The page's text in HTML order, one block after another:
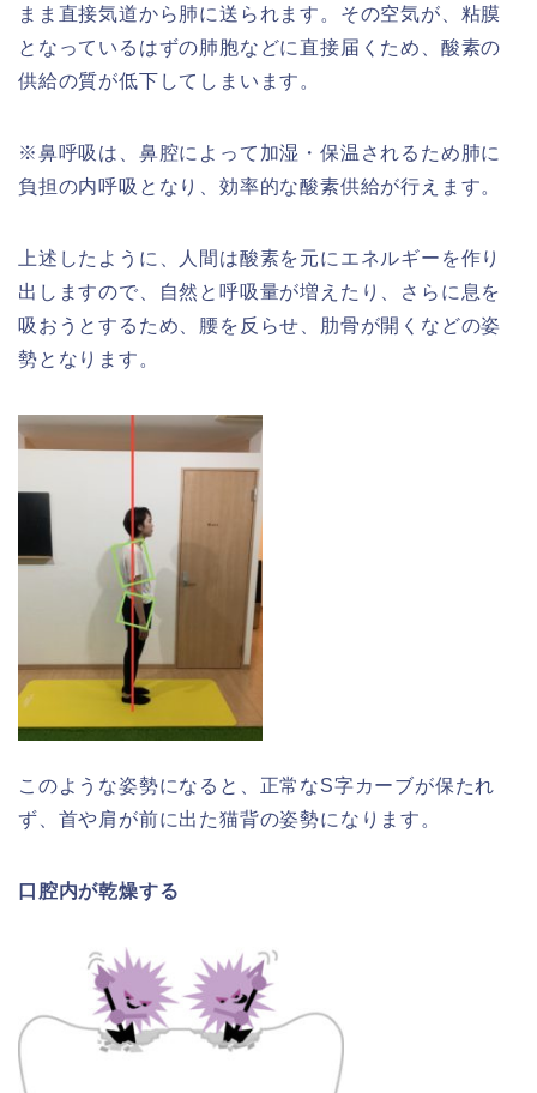
まま直接気道から肺に送られます。その空気が、粘膜
となっているはずの肺胞などに直接届くため、酸素の
供給の質が低下してしまいます。
※鼻呼吸は、鼻腔によって加湿・保温されるため肺に
負担の内呼吸となり、効率的な酸素供給が行えます。
上述したように、人間は酸素を元にエネルギーを作り
出しますので、自然と呼吸量が増えたり、さらに息を
吸おうとするため、腰を反らせ、肋骨が開くなどの姿
勢となります。
このような姿勢になると、正常なS字カーブが保たれ
ず、首や肩が前に出た猫背の姿勢になります。
口腔内が乾燥する